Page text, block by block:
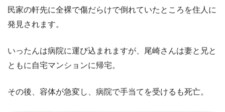
民家の軒先に全裸で傷だらけで倒れていたところを住人に
発見されます。
いったんは病院に運び込まれますが、尾崎さんは妻と兄と
ともに自宅マンションに帰宅。
その後、容体が急変し、病院で手当てを受けるも死亡。